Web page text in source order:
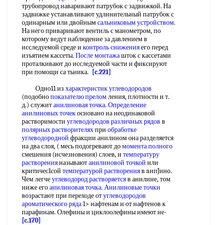
трубопровод наваривают патрубок с задвижкой. На
задвижке устанавливают удлинительный патрубок с
одинарным или двойнымсальниковым устройством.
На него приваривают вентиль с манометром, по
которому ведут наблюдение за давлением в
исследуемой среде и контроль сниженияего перед
изъятием кассеты. После монтажашток с кассетами
проталкивают до исследуемой части и фиксируют
при помощи са тьника.
[c.221]
Одно11 из характеристик углеводородов
(подобнопоказателю преломления, плотности и т.
д.) служитанилиновая точка. Определение
анилиновых точекосновано на неодинаковой
растворимости углеводородов различных рядов в
полярных растворителяхпри обработке
углеводородной фракции анилином она разделяется
на два слоя, ( месь подогревают домомента полного
смешения (исчезновения) слоев, и температуру
растворенияназываютанилиновой точкой или
критичес1сой температурой растворенияв aнпJинo.
Чем легчеуглеводород растворяетсяв анилине, том
ниже егоанилиновая точка. Анилиновые точки
возрастают при переходе отуглеводородов
ароматического ряда1> нафтенам и от нафтенов к
парафинам. Олефины и циклоолефины имеют не-
[c.170]